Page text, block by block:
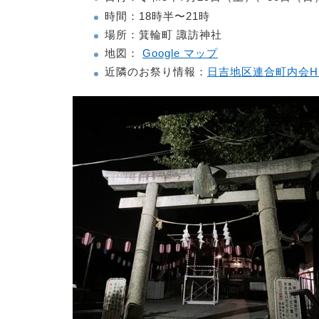
時間：18時半〜21時
場所：箕輪町 諏訪神社
地図： Google マップ
近隣のお祭り情報： 日吉地区連合町内会